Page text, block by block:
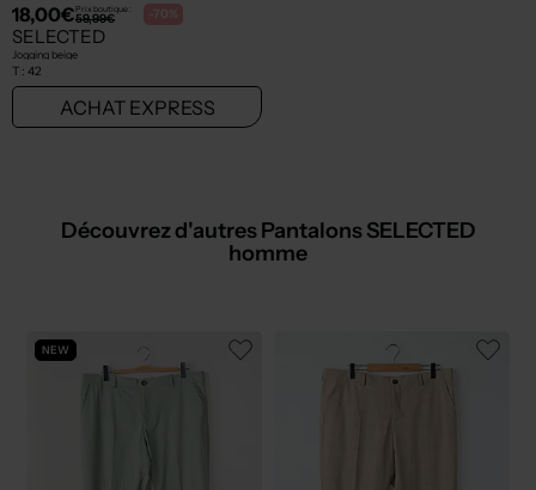
18,00€Prix boutique :
59,99€ -70%
SELECTED
Jogging beige
T : 42
ACHAT EXPRESS
Découvrez d'autres Pantalons SELECTED
homme
NEW